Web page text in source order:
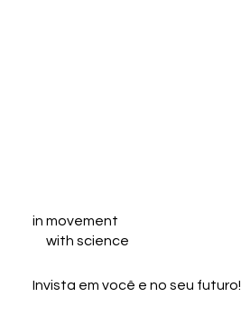
in movement
with science
Invista em você e no seu futuro!